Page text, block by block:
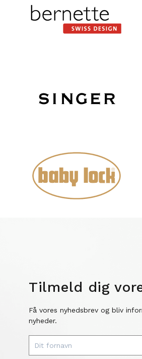
Tilmeld dig
Få vores nyhedsbrev og bliv
nyheder.